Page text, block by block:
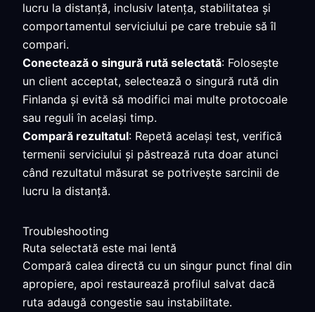
lucru la distanță, inclusiv latența, stabilitatea și
comportamentul serviciului pe care trebuie să îl
compari.
Conectează o singură rută selectată: Folosește
un client acceptat, selectează o singură rută din
Finlanda și evită să modifici mai multe protocoale
sau reguli în același timp.
Compară rezultatul: Repetă același test, verifică
termenii serviciului și păstrează ruta doar atunci
când rezultatul măsurat se potrivește sarcinii de
lucru la distanță.
Troubleshooting
Ruta selectată este mai lentă
Compară calea directă cu un singur punct final din
apropiere, apoi restaurează profilul salvat dacă
ruta adaugă congestie sau instabilitate.